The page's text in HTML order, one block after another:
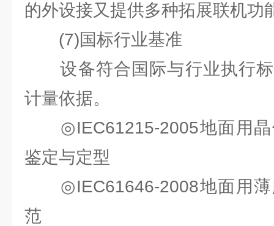
的外设接⼜提供多种拓展联机功
(7)国标⾏业基准
设备符合国际与⾏业执⾏标
计量依据。
◎IEC61215-2005地⾯⽤晶
鉴定与定型
◎IEC61646-2008地⾯⽤薄
范